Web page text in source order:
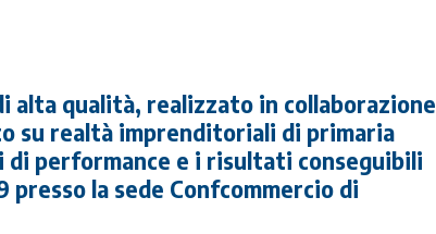
alta qualità, realizzato in collaborazione
su realtà imprenditoriali di primaria
performance e i risultati conseguibili
la sede Confcommercio di